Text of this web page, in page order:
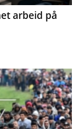
arbeid på